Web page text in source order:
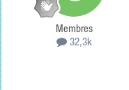
Membres
32,3k